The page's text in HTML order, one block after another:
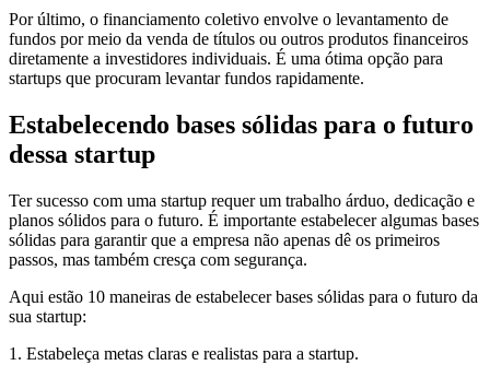
Por último, o financiamento coletivo envolve o levantamento de
fundos por meio da venda de títulos ou outros produtos financeiros
diretamente a investidores individuais. É uma ótima opção para
startups que procuram levantar fundos rapidamente.
Estabelecendo bases sólidas para o futuro
dessa startup
Ter sucesso com uma startup requer um trabalho árduo, dedicação e
planos sólidos para o futuro. É importante estabelecer algumas bases
sólidas para garantir que a empresa não apenas dê os primeiros
passos, mas também cresça com segurança.
Aqui estão 10 maneiras de estabelecer bases sólidas para o futuro da
sua startup:
1. Estabeleça metas claras e realistas para a startup.